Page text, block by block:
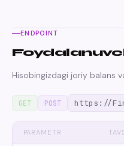
ENDPOINT
Hisobingizdagi joriy balans
GET POST https://
PARAMETR